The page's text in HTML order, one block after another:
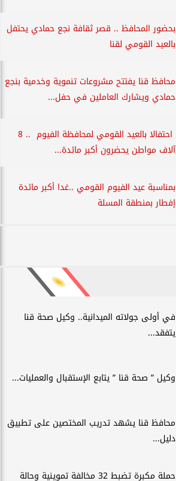
بحضور المحافظ .. قصر ثقافة نجع حمادي يحتفل
بالعيد القومي لقنا
محافظ قنا يفتتح مشروعات تنموية وخدمية بنجع
حمادي ويشارك العاملين في حفل...
احتفالا بالعيد القومي لمحافظة الفيوم .. 8
آلاف مواطن يحضرون أكبر مائدة...
بمناسبة عيد الفيوم القومي ..غدا أكبر مائدة
إفطار بمنطقة المسلة
في أولى جولاته الميدانية.. وكيل صحة قنا
يتفقد...
وكيل ” صحة قنا ” يتابع الإستقبال والعمليات...
محافظ قنا يشهد تدريب المختصين على تطبيق
دليل...
حملة مكبرة تضبط 32 مخالفة تموينية وحالة